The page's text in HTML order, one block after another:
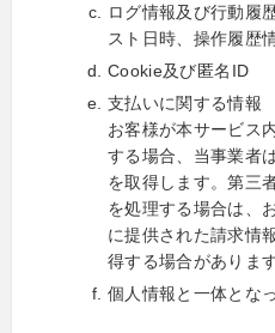
ログ情報及び行動履
スト日時、操作履歴
Cookie及び匿名ID
支払いに関する情報
お客様が本サービス
する場合、当事業者
を取得します。第三
を処理する場合は、
に提供された請求情
得する場合があります
個人情報と一体とな